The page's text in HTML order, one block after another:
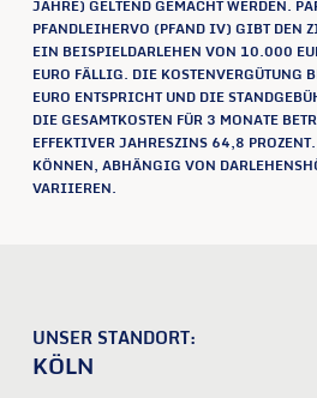
JAHRE) GELTEND GEMACHT WERDEN.
PFANDLEIHERVO (PFAND IV) GIBT DEN
IN BEISPIELDARLEHEN VON 10.000
URO FÄLLIG. DIE KOSTENVERGÜTUNG
EURO ENTSPRICHT UND DIE
DIE GESAMTKOSTEN FÜR 3 MONATE
EFFEKTIVER JAHRESZINS 64,8
KÖNNEN, ABHÄNGIG VON
VARIIEREN.
UNSER STANDORT:
KÖLN